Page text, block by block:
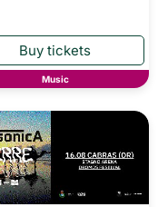
Music